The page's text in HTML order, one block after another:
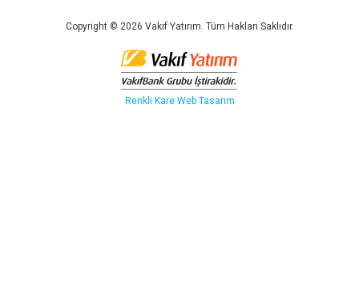
Copyright © 2026 Vakıf Yatırım. Tüm Hakları Saklıdır.
Renkli Kare Web Tasarım